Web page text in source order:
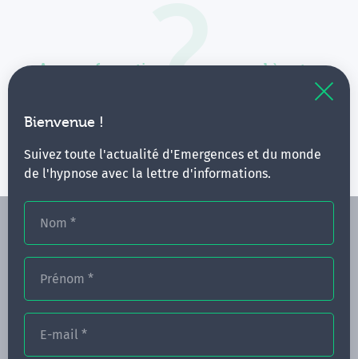
Bienvenue !
Suivez toute l'actualité d'Emergences et du monde
de l'hypnose avec la lettre d'informations.
Nom *
Prénom *
E-mail *
Aucune formation ne correspond à votre
Vous pouvez renouveler votre requête en élargissant
FORMATIONS
NOS FORMATEURS